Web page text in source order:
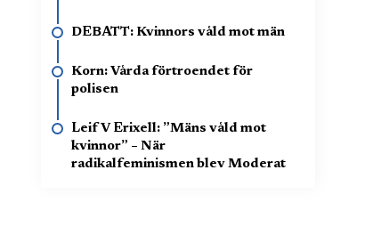
DEBATT: Kvinnors våld mot män
Korn: Vårda förtroendet för
polisen
Leif V Erixell: ”Mäns våld mot
kvinnor” – När
radikalfeminismen blev Moderat